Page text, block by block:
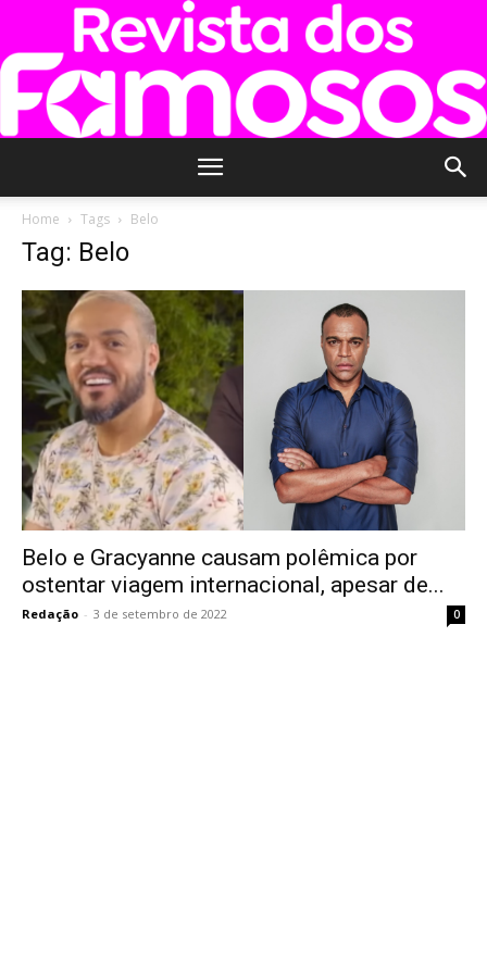
Famosos
Home Tags Belo
Tag: Belo
Belo e Gracyanne causam polêmica por
ostentar viagem internacional, apesar de...
Redação - 3 de setembro de 2022 0